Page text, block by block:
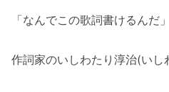
「なんでこの歌詞書けるんだ
作詞家のいしわたり淳治(いし